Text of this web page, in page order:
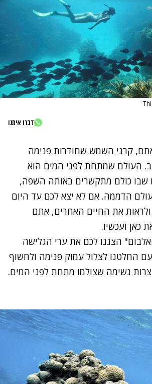
דברו איתנו
קרני השמש שחודרות פנימה
העולם שמתחת לפני המים הוא
שבו כולם מתקשרים באותה השפה,
הדממה. אם לא יצא לכם עד היום
ולראות את החיים האחרים, אתם
כאן ועכשיו.
" הצגנו לכם את ערי הגלישה
החלטנו לצלול עמוק פנימה ולחשוף
נשימה שצולמו מתחת לפני המים.